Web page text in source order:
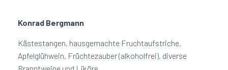
Konrad Bergmann
Kästestangen, hausgemachte Fruchtaufstriche,
Apfelglühwein, Früchtezauber (alkoholfrei), diverse